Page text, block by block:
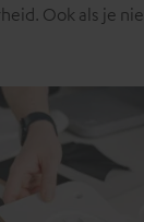
Ook als je